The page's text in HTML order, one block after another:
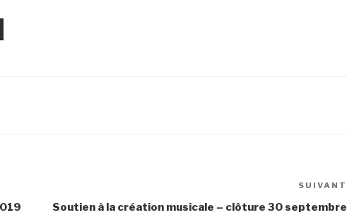
SUIVANT
Soutien à la création musicale – clôture 30 septembre